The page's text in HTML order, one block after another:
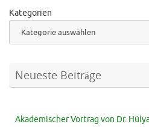
Kategorien
Neueste Beiträge
Akademischer Vortrag von Dr.